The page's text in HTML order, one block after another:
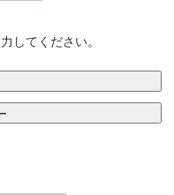
してください。